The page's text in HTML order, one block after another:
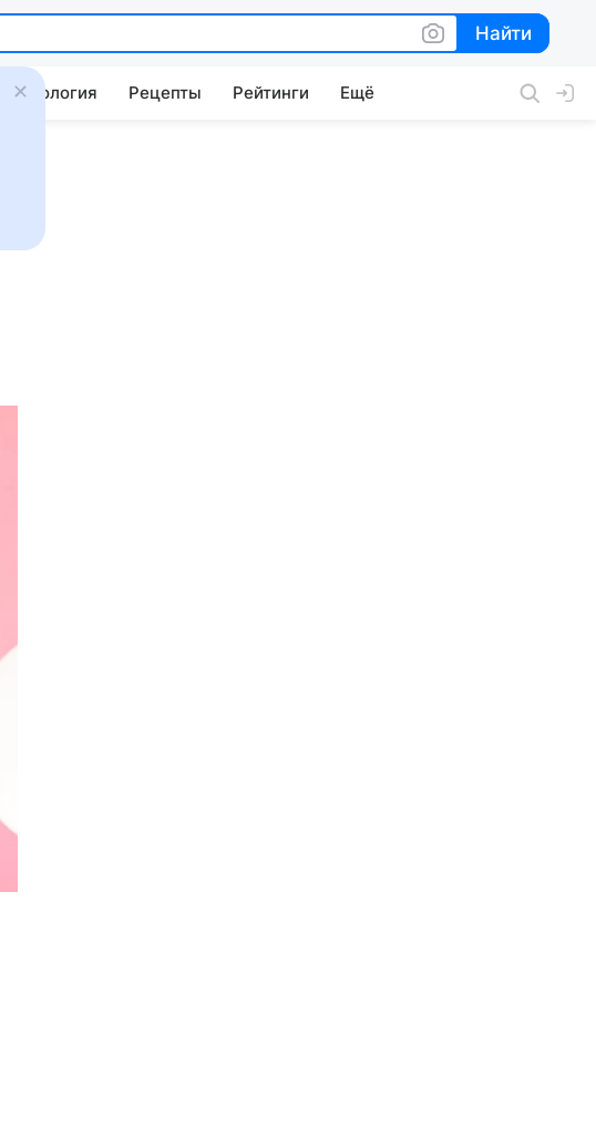
Найти
Найти
Психология Рецепты Рейтинги Ещё